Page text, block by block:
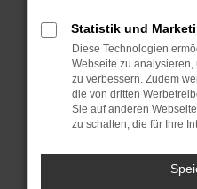
Starte dein Gerät
Das kann manchmal
Probleme zu beheben.
Stelle sicher, dass
Betriebssystem auf
Veraltete Software
Sicherheitsrisiko,
Statistik und
Diese Technologien
Webseite zu
zu verbessern. Zudem
die von dritten
Sie auf anderen
zu schalten, die für Ihre